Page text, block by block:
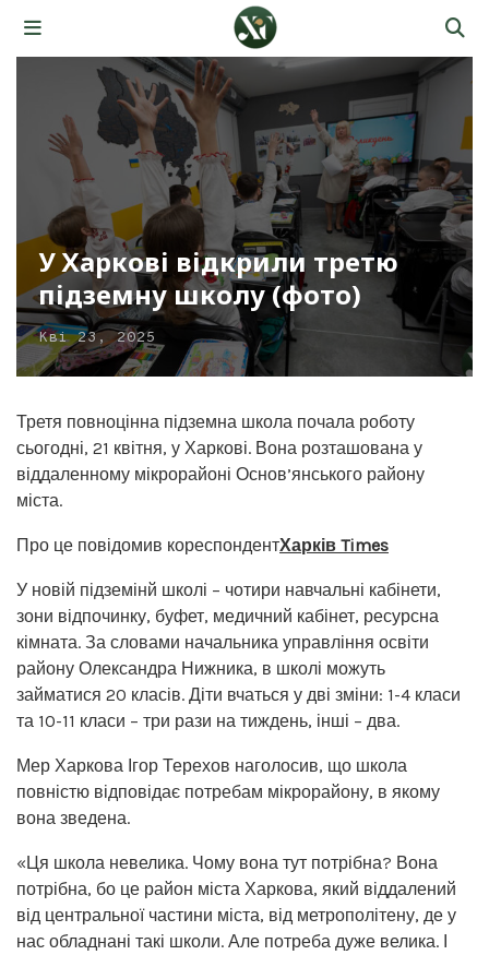
У Харкові відкрили третю
підземну школу (фото)
Кві 23, 2025
Третя повноцінна підземна школа почала роботу
сьогодні, 21 квітня, у Харкові. Вона розташована у
віддаленному мікрорайоні Основ’янського району
міста.
Про це повідомив кореспондентХарків Times
У новій підземінй школі – чотири навчальні кабінети,
зони відпочинку, буфет, медичний кабінет, ресурсна
кімната. За словами начальника управління освіти
району Олександра Нижника, в школі можуть
займатися 20 класів. Діти вчаться у дві зміни: 1-4 класи
та 10-11 класи – три рази на тиждень, інші – два.
Мер Харкова Ігор Терехов наголосив, що школа
повністю відповідає потребам мікрорайону, в якому
вона зведена.
«Ця школа невелика. Чому вона тут потрібна? Вона
потрібна, бо це район міста Харкова, який віддалений
від центральної частини міста, від метрополітену, де у
нас обладнані такі школи. Але потреба дуже велика. І